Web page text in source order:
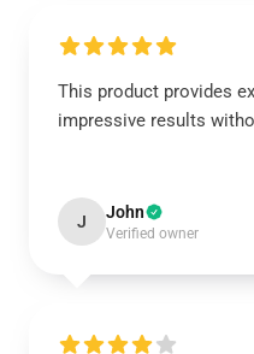
This product provides
impressive results
J John
Verified owner